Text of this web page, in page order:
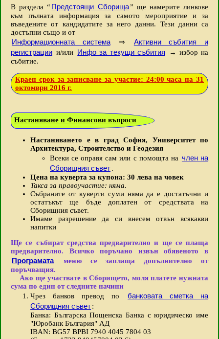
В раздела “ Предстоящи Сборища” ще намерите линкове
към пълната информация за самото мероприятие и за
въведените от кандидатите за него данни. Тези данни са
достъпни също и от
Информационната система ⇒
Активни събития и
регистрации и/или Инфо за текущи събития
→ избор на
събитие.
Краен срок за записване за участие: 24:00 часа на 31
октомври 2016 г.
Настаняване и Финансови въпроси
Настаняването е в град София, Университет по
Архитектура, Строителство и Геодезия
Всеки се оправя сам или с помощта на член на
Сборищния съвет.
Цена на куверта за купона: 30 лева на човек
Такса за правоучастие: няма.
Събраните от куверти суми няма да е достатъчни и
остатъкът ще бъде доплатен от средствата на
Сборищния съвет.
Имаме разрешение да си внесем отвън всякакви
напитки
Ще се събират средства предварително и ще се плаща
предварително. Всичко поръчано извън обявеното в
Програмата
меню се заплаща допълнително от
поръчващия.
Ако ще участвате в Сборището, моля платете нужната
сума по един от следните начини
Чрез банков превод по
банковата сметка на
Сборищния съвет:
Банка: Българска Пощенска Банка с юридическо име
"Юробанк България" АД
IBAN: BG57 BPBI 7940 4045 7804 03